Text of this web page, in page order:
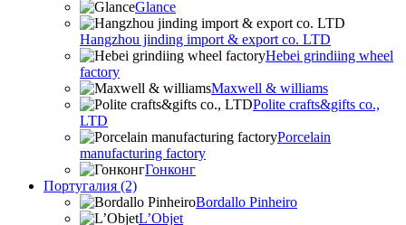
Glance
Hangzhou jinding import & export co. LTD
Hebei grindiing wheel
factory
Maxwell & williams
Polite crafts&gifts co.,
LTD
Porcelain
manufacturing factory
Гонконг
Португалия (2)
Bordallo Pinheiro
L’Objet